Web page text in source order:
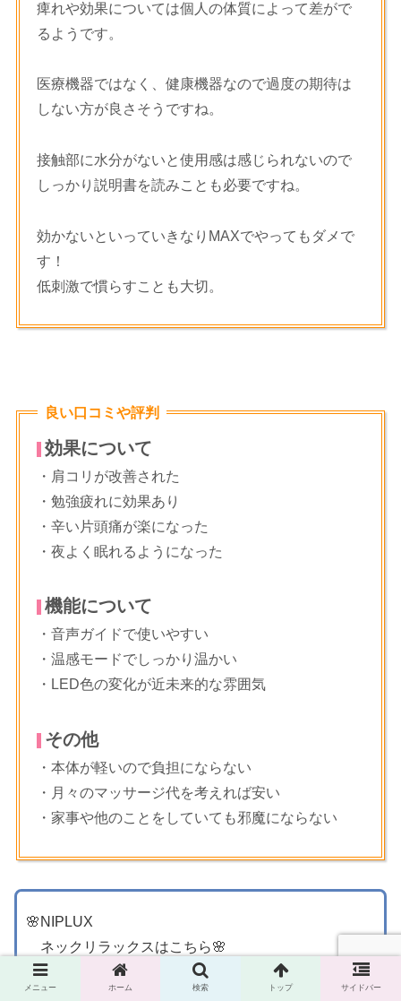
痺れや効果については個人の体質によって差がで
るようです。
医療機器ではなく、健康機器なので過度の期待は
しない方が良さそうですね。
接触部に水分がないと使用感は感じられないので
しっかり説明書を読みことも必要ですね。
効かないといっていきなりMAXでやってもダメで
す！
低刺激で慣らすことも大切。
良い口コミや評判
効果について
・肩コリが改善された
・勉強疲れに効果あり
・辛い片頭痛が楽になった
・夜よく眠れるようになった
機能について
・音声ガイドで使いやすい
・温感モードでしっかり温かい
・LED色の変化が近未来的な雰囲気
その他
・本体が軽いので負担にならない
・月々のマッサージ代を考えれば安い
・家事や他のことをしていても邪魔にならない
🌸NIPLUX
ネックリラックスはこちら🌸
メニュー ホーム 検索 トップ サイドバー